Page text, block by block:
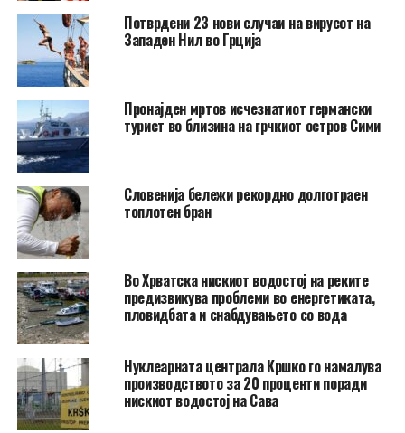
Потврдени 23 нови случаи на вирусот на
Западен Нил во Грција
Пронајден мртов исчезнатиот германски
турист во близина на грчкиот остров Сими
Словенија бележи рекордно долготраен
топлотен бран
Во Хрватска нискиот водостој на реките
предизвикува проблеми во енергетиката,
пловидбата и снабдувањето со вода
Нуклеарната централа Кршко го намалува
производството за 20 проценти поради
нискиот водостој на Сава